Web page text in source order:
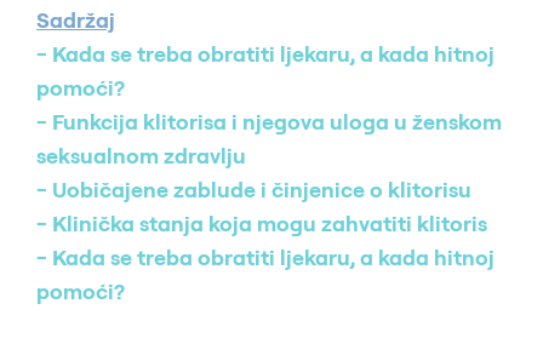
Sadržaj
Kada se treba obratiti ljekaru, a kada hitnoj
pomoći?
Funkcija klitorisa i njegova uloga u ženskom
seksualnom zdravlju
Uobičajene zablude i činjenice o klitorisu
Klinička stanja koja mogu zahvatiti klitoris
Kada se treba obratiti ljekaru, a kada hitnoj
pomoći?